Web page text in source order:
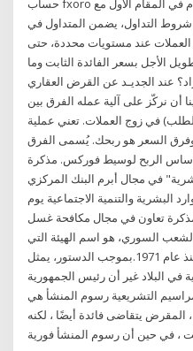
حساب fxoro فارق النقاط الثابت للتداول ليتواءم في المقام الأول مع
التداول، يضمن المتداول في
عند مستويات محددة، حتى
الأجل بسعر الفائدة الثابت وما
عند الجديـد عن القرض العقاري
أن نركّز على آلية عمله الفرق بين
في زوج العملات. تعني عملية
السعر هو ربحك. يُسمى الفرق
الربح لوسيط فوركس. مذكرة
في مجال أبرم البنك المركزي
البشرية والتنمية الاجتماعية يوم
الموافق 20 / 01 / 2021م مذكرة تعاون في مجال مكافحة غسل
السوري، هو اسم الهيئة التي
تتولى السلطة التشريعية في البلاد منذ عام 1971.بموجب الدستور، يمثل
البلاد غير أن رئيس الجمهورية
التشريعية رسوم المنشأ هي
يتقاضى فائدة أيضًا ، لكنه